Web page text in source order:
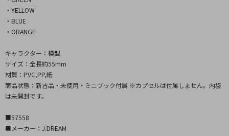
・YELLOW
・BLUE
・ORANGE
キャラクター：模型
サイズ：全長約55mm
材質：PVC,PP,紙
商品状態：新古品・未使用・ミニブック付属 ※カプセルは付属しません。内袋
は未開封です。
■57558
■メーカー：J.DREAM